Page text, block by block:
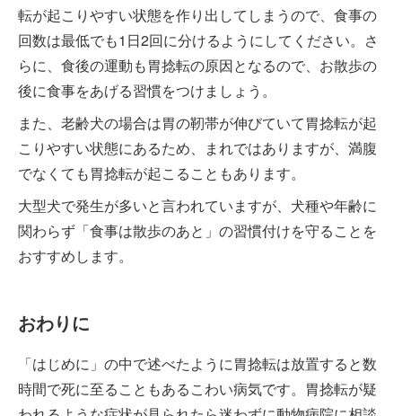
転が起こりやすい状態を作り出してしまうので、食事の
回数は最低でも1日2回に分けるようにしてください。さ
らに、食後の運動も胃捻転の原因となるので、お散歩の
後に食事をあげる習慣をつけましょう。
また、老齢犬の場合は胃の靭帯が伸びていて胃捻転が起
こりやすい状態にあるため、まれではありますが、満腹
でなくても胃捻転が起こることもあります。
大型犬で発生が多いと言われていますが、犬種や年齢に
関わらず「食事は散歩のあと」の習慣付けを守ることを
おすすめします。
おわりに
「はじめに」の中で述べたように胃捻転は放置すると数
時間で死に至ることもあるこわい病気です。胃捻転が疑